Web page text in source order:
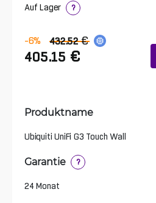
Auf Lager ?
-6% 432.52 €
405.15 €
Produktname
Ubiquiti UniFi G3 Touch Wall
Garantie ?
24 Monat